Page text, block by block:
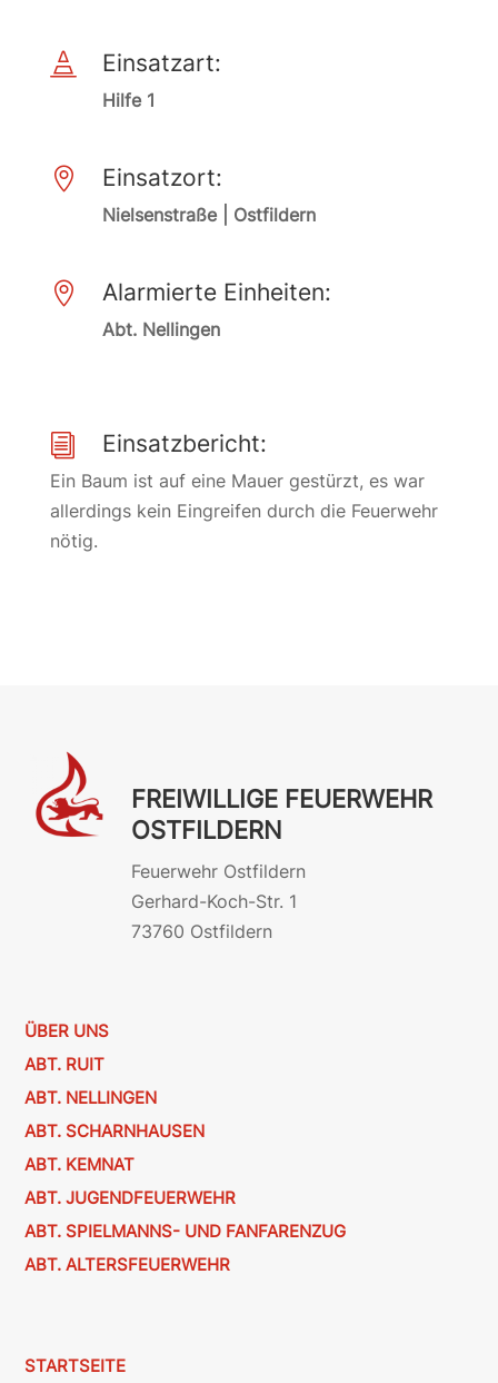
 Einsatzart:
Hilfe 1
 Einsatzort:
Nielsenstraße | Ostfildern
 Alarmierte Einheiten:
Abt. Nellingen
i Einsatzbericht:
Ein Baum ist auf eine Mauer gestürzt, es war
allerdings kein Eingreifen durch die Feuerwehr
nötig.
FREIWILLIGE FEUERWEHR
OSTFILDERN
Feuerwehr Ostfildern
Gerhard-Koch-Str. 1
73760 Ostfildern
ÜBER UNS
ABT. RUIT
ABT. NELLINGEN
ABT. SCHARNHAUSEN
ABT. KEMNAT
ABT. JUGENDFEUERWEHR
ABT. SPIELMANNS- UND FANFARENZUG
ABT. ALTERSFEUERWEHR
STARTSEITE